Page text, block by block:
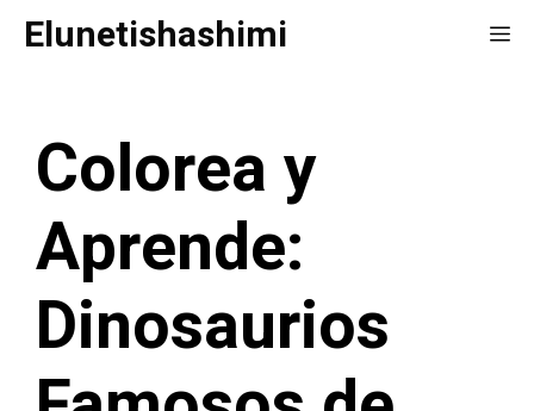
SaltarElunetishashimi
Colorea y
Aprende:
Dinosaurios